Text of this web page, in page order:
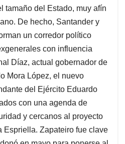
tamaño del Estado, muy afín
De hecho, Santander y
un corredor político
con influencia
Díaz, actual gobernador de
Mora López, el nuevo
del Ejército Eduardo
con una agenda de
y cercanos al proyecto
Espriella. Zapateiro fue clave